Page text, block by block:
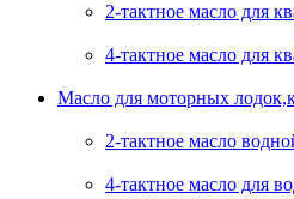
2-тактное масло для
4-тактное масло для
Масло для моторных
2-тактное масло
4-тактное масло для